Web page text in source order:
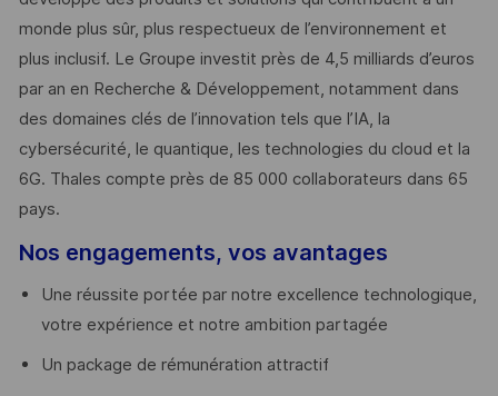
monde plus sûr, plus respectueux de l’environnement et
plus inclusif. Le Groupe investit près de 4,5 milliards d’euros
par an en Recherche & Développement, notamment dans
des domaines clés de l’innovation tels que l’IA, la
cybersécurité, le quantique, les technologies du cloud et la
6G. Thales compte près de 85 000 collaborateurs dans 65
pays. ​
Nos engagements, vos avantages
Une réussite portée par notre excellence technologique,
votre expérience et notre ambition partagée
Un package de rémunération attractif